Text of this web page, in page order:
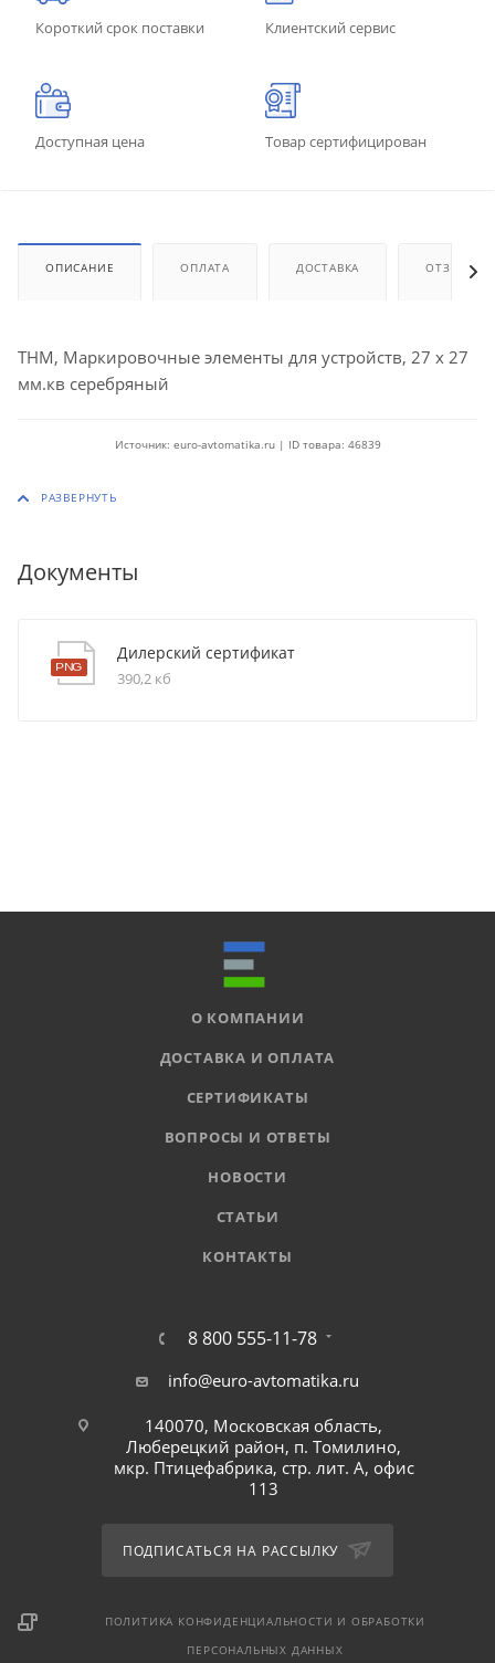
Короткий срок поставки Клиентский сервис
Доступная цена Товар сертифицирован
ОПИСАНИЕ ОПЛАТА ДОСТАВКА ОТЗЫВЫ
THM, Маркировочные элементы для устройств, 27 x 27
мм.кв серебряный
Источник: euro-avtomatika.ru | ID товара: 46839
Документы
Дилерский сертификат
390,2 кб
О КОМПАНИИ
ДОСТАВКА И ОПЛАТА
СЕРТИФИКАТЫ
ВОПРОСЫ И ОТВЕТЫ
НОВОСТИ
СТАТЬИ
КОНТАКТЫ
8 800 555-11-78
info@euro-avtomatika.ru
140070, Московская область,
Люберецкий район, п. Томилино,
мкр. Птицефабрика, стр. лит. А, офис
113
ПОДПИСАТЬСЯ НА РАССЫЛКУ
ПОЛИТИКА КОНФИДЕНЦИАЛЬНОСТИ И ОБРАБОТКИ
ПЕРСОНАЛЬНЫХ ДАННЫХ